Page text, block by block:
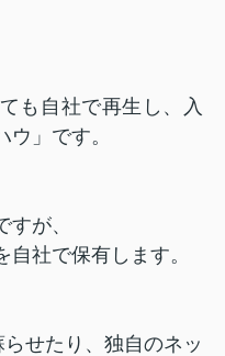
も 自社で再生し、
入
」です。
が、
社で保有します。
せたり、 独自のネッ